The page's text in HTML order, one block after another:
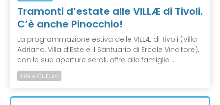
Tramonti d’estate alle VILLÆ di Tivoli.
C’è anche Pinocchio!
La programmazione estiva delle VILLÆ di Tivoli (Villa
Adriana, Villa d’Este e il Santuario di Ercole Vincitore),
con le sue aperture serali, offre alle famiglie ...
Arte e Cultura